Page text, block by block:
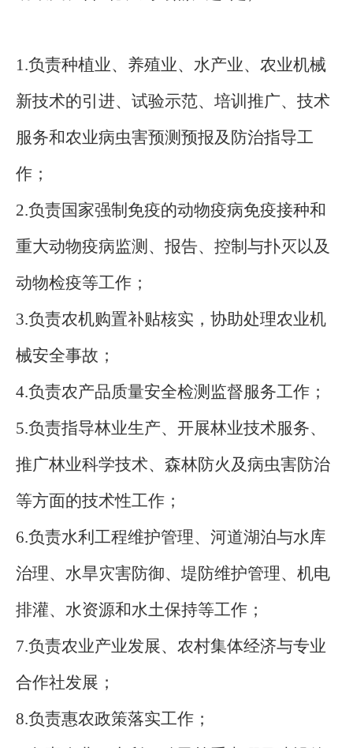
1.负责种植业、养殖业、水产业、农业机械
新技术的引进、试验示范、培训推广、技术
服务和农业病虫害预测预报及防治指导工
作；
2.负责国家强制免疫的动物疫病免疫接种和
重大动物疫病监测、报告、控制与扑灭以及
动物检疫等工作；
3.负责农机购置补贴核实，协助处理农业机
械安全事故；
4.负责农产品质量安全检测监督服务工作；
5.负责指导林业生产、开展林业技术服务、
推广林业科学技术、森林防火及病虫害防治
等方面的技术性工作；
6.负责水利工程维护管理、河道湖泊与水库
治理、水旱灾害防御、堤防维护管理、机电
排灌、水资源和水土保持等工作；
7.负责农业产业发展、农村集体经济与专业
合作社发展；
8.负责惠农政策落实工作；